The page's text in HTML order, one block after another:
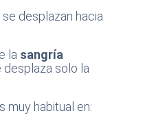
se desplazan hacia
la sangría
desplaza solo la
muy habitual en: